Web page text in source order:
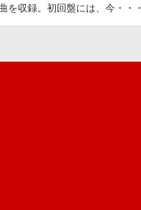
を収録。初回盤には、今・・・